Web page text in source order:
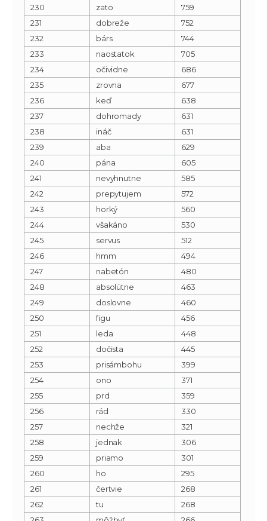
230
zato
759
231
dobreže
752
232
bárs
744
233
naostatok
705
234
očividne
686
235
zrovna
677
236
keď
638
237
dohromady
631
238
ináč
631
239
aba
629
240
pána
605
241
nevyhnutne
585
242
prepytujem
572
243
horký
560
244
všakáno
530
245
servus
512
246
hmm
494
247
nabetón
480
248
absolútne
463
249
doslovne
460
250
figu
456
251
leda
448
252
dočista
445
253
prisámbohu
399
254
ono
371
255
prd
359
256
rád
330
257
nechže
321
258
jednak
306
259
priamo
301
260
ho
295
261
čertvie
268
262
tu
268